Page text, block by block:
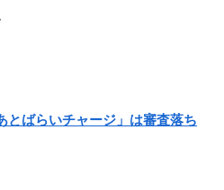
とばらいチャージ」は審査落ち